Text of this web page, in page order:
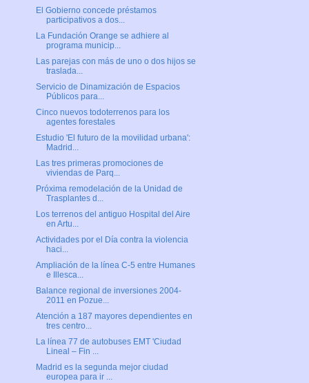
El Gobierno concede préstamos
participativos a dos...
La Fundación Orange se adhiere al
programa municip...
Las parejas con más de uno o dos hijos se
traslada...
Servicio de Dinamización de Espacios
Públicos para...
Cinco nuevos todoterrenos para los
agentes forestales
Estudio 'El futuro de la movilidad urbana':
Madrid...
Las tres primeras promociones de
viviendas de Parq...
Próxima remodelación de la Unidad de
Trasplantes d...
Los terrenos del antiguo Hospital del Aire
en Artu...
Actividades por el Día contra la violencia
haci...
Ampliación de la línea C-5 entre Humanes
e Illesca...
Balance regional de inversiones 2004-
2011 en Pozue...
Atención a 187 mayores dependientes en
tres centro...
La línea 77 de autobuses EMT 'Ciudad
Lineal – Fin ...
Madrid es la segunda mejor ciudad
europea para ir ...